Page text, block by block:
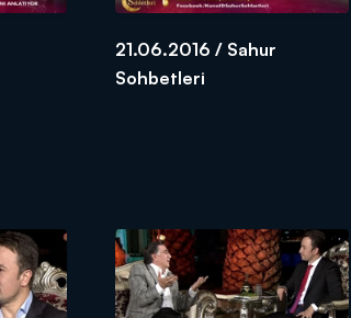
21.06.2016 / Sahur
Sohbetleri